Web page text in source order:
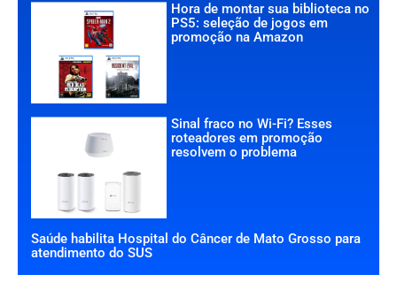
Hora de montar sua biblioteca no
PS5: seleção de jogos em
promoção na Amazon
Sinal fraco no Wi-Fi? Esses
roteadores em promoção
resolvem o problema
Saúde habilita Hospital do Câncer de Mato Grosso para
atendimento do SUS